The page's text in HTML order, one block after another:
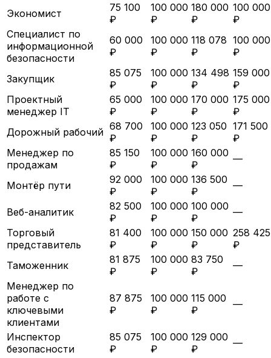
Экономист
75 100
₽
100 000
₽
180 000
₽
100 000
₽
Специалист по
информационной
безопасности
60 000
₽
100 000
₽
118 078
₽
100 000
₽
Закупщик
85 075
₽
100 000
₽
134 498
₽
159 000
₽
Проектный
менеджер IT
65 000
₽
100 000
₽
170 000
₽
175 000
₽
Дорожный рабочий 68 700
₽
100 000
₽
123 050
₽
171 500
₽
Менеджер по
продажам
85 150
₽
100 000
₽
160 000
₽
—
Монтёр пути
92 000
₽
100 000
₽
136 500
₽
—
Веб-аналитик
82 500
₽
100 000
₽
100 000
₽
—
Торговый
представитель
81 400
₽
100 000
₽
150 000
₽
258 425
₽
Таможенник
81 875
₽
100 000
₽
83 750
₽
—
Менеджер по
работе с
ключевыми
клиентами
87 875
₽
100 000
₽
115 000
₽
—
Инспектор
безопасности
85 075
₽
100 000
₽
129 000
₽
—